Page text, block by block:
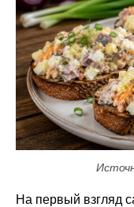
На первый взгляд